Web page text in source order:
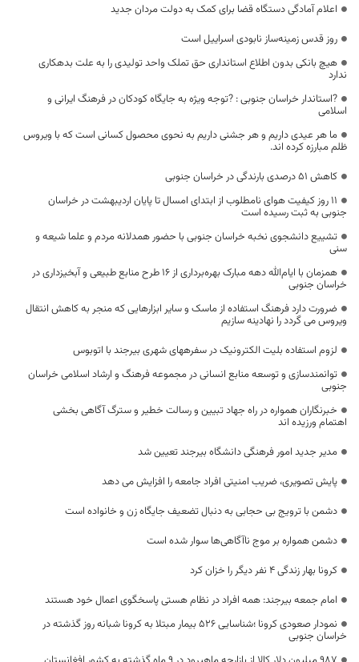
اعلام آمادگی دستگاه قضا برای کمک به دولت مردان جدید
روز قدس زمینه‌ساز نابودی اسراییل است
هیچ بانکی بدون اطلاع استانداری حق تملک واحد تولیدی را به علت بدهکاری
ندارد
?استاندار خراسان جنوبی : ?توجه ویژه به جایگاه کودکان در فرهنگ ایرانی و
اسلامی
ما هر عیدی داریم و هر جشنی داریم به نحوی محصول کسانی است که با ویروس
ظلم مبارزه کرده اند.
کاهش ۵۱ درصدی بارندگی در خراسان جنوبی
۱۱ روز کیفیت هوای نامطلوب از ابتدای امسال تا پایان اردیبهشت در خراسان
جنوبی به ثبت رسیده است
تشییع دانشجوی نخبه خراسان جنوبی با حضور همدلانه مردم و علما شیعه و
سنی
همزمان با ایام‌الله دهه مبارک بهره‌برداری از ۱۶ طرح منابع طبیعی و آبخیزداری در
خراسان جنوبی
ضرورت دارد فرهنگ استفاده از ماسک و سایر ابزارهایی که منجر به کاهش انتقال
ویروس می گردد را نهادینه سازیم
لزوم استفاده بلیت الکترونیک در سفرههای شهری بیرجند با اتوبوس
توانمندسازی و توسعه منابع انسانی در مجموعه فرهنگ و ارشاد اسلامی خراسان
جنوبی
خبرنگاران همواره در راه جهاد تبیین و رسالت خطیر و سترگ آگاهی بخشی
اهتمام ورزیده اند
مدیر جدید امور فرهنگی دانشگاه بیرجند تعیین شد
پایش تصویری، ضریب امنیتی افراد جامعه را افزایش می دهد
دشمن با ترویج بی حجابی به دنبال تضعیف جایگاه زن و خانواده است
دشمن همواره بر موج ناآگاهی‌ها سوار شده است
کرونا بهار زندگی ۴ نفر دیگر را خزان کرد
امام جمعه بیرجند: همه افراد در نظام هستی پاسخگوی اعمال خود هستند
نمودار صعودی کرونا ؛شناسایی 526 بیمار مبتلا به کرونا شبانه روز گذشته در
خراسان جنوبی